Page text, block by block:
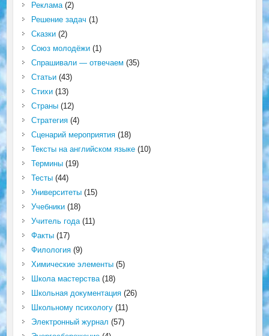
Реклама(2)
Решение задач (1)
Сказки(2)
Союз молодёжи(1)
Спрашивали — отвечаем (35)
Статьи(43)
Стихи(13)
Страны(12)
Стратегия(4)
Сценарий мероприятия(18)
Тексты на английском языке(10)
Термины(19)
Тесты(44)
Университеты(15)
Учебники(18)
Учитель года(11)
Факты(17)
Филология(9)
Химические элементы(5)
Школа мастерства(18)
Школьная документация(26)
Школьному психологу(11)
Электронный журнал (57)